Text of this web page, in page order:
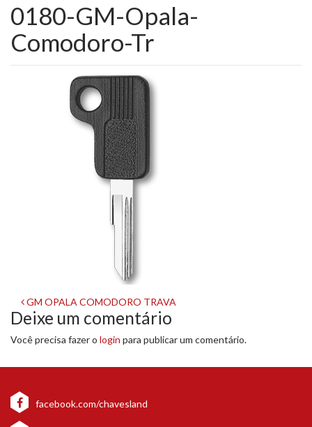
0180-GM-Opala-
Comodoro-Tr
Navegação
de
post
GM OPALA COMODORO TRAVA
Deixe um comentário
Você precisa fazer o login para publicar um comentário.
facebook.com/chavesland